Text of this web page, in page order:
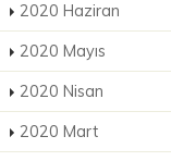
2020 Haziran
2020 Mayıs
2020 Nisan
2020 Mart